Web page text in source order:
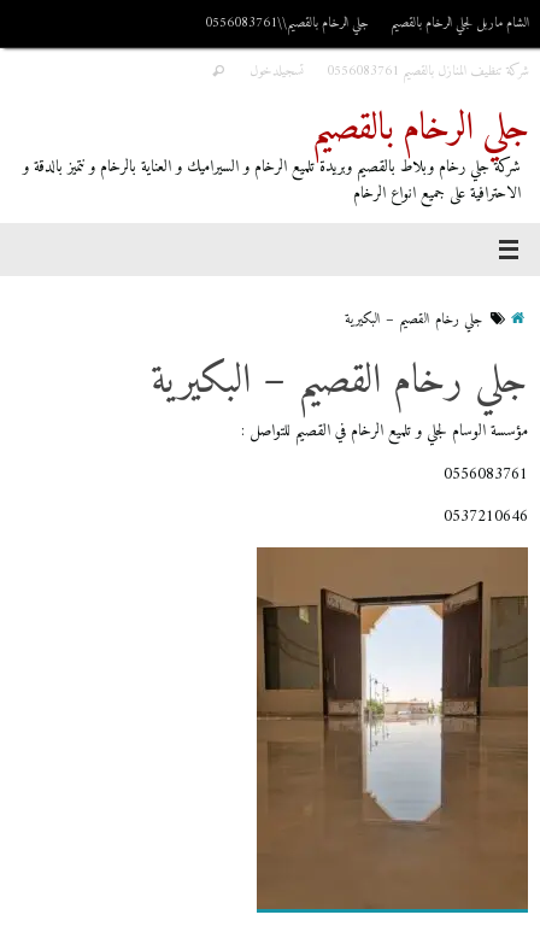
الشام ماربل لجلي الرخام بالقصيم
جلي الرخام بالقصيم\\0556083761
شركة تنظيف المنازل بالقصيم 0556083761
تسجيلدخول
جلي الرخام بالقصيم
شركة جلي رخام وبلاط بالقصيم وبريدة تلميع الرخام و السيراميك و العناية بالرخام و نتميز بالدقة و
الاحترافية على جميع انواع الرخام
جلي رخام القصيم – البكيرية
جلي رخام القصيم – البكيرية
مؤسسة الوسام لجلي و تلميع الرخام في القصيم للتواصل :
0556083761
0537210646